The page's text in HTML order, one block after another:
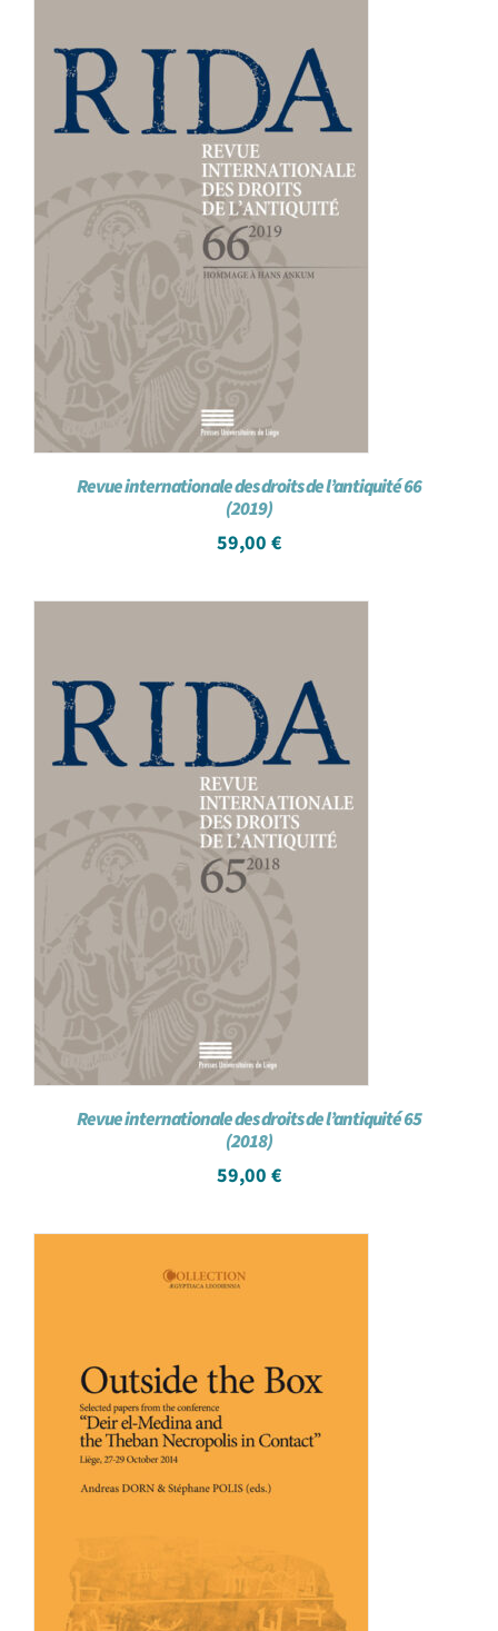
Panier WooCommerce
Revue internationale des droits de l’antiquité 66
(2019)
59,00 €
Revue internationale des droits de l’antiquité 65
(2018)
59,00 €